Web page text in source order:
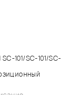
101/SC-101/SC-